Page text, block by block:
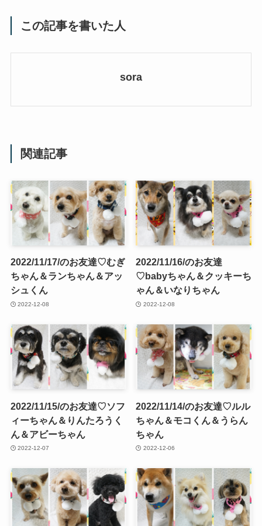
この記事を書いた人
sora
関連記事
2022/11/17/のお友達♡むぎ
ちゃん＆ランちゃん＆アッ
シュくん
2022-12-08
2022/11/16/のお友達
♡babyちゃん＆クッキーち
ゃん＆いなりちゃん
2022-12-08
2022/11/15/のお友達♡ソフ
ィーちゃん＆りんたろうく
ん＆アビーちゃん
2022-12-07
2022/11/14/のお友達♡ルル
ちゃん＆モコくん＆うらん
ちゃん
2022-12-06